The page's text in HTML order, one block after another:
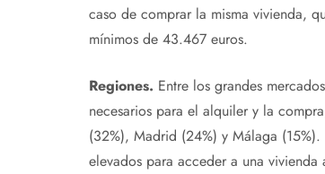
caso de comprar la misma vivienda,
mínimos de 43.467 euros.
Regiones. Entre los grandes
necesarios para el alquiler y la
(32%), Madrid (24%) y Málaga
elevados para acceder a una